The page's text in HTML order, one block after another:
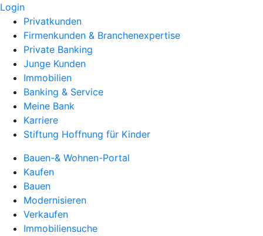
Login
Privatkunden
Firmenkunden & Branchenexpertise
Private Banking
Junge Kunden
Immobilien
Banking & Service
Meine Bank
Karriere
Stiftung Hoffnung für Kinder
Bauen-& Wohnen-Portal
Kaufen
Bauen
Modernisieren
Verkaufen
Immobiliensuche